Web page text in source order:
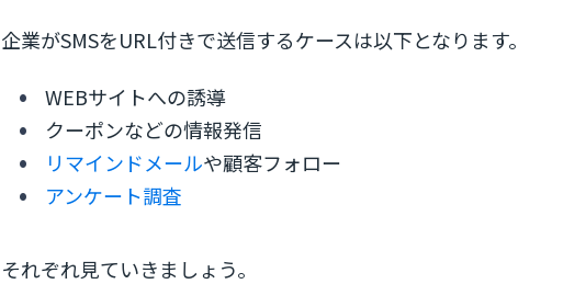
企業がSMSをURL付きで送信するケースは以下となります。
WEBサイトへの誘導
クーポンなどの情報発信
リマインドメールや顧客フォロー
アンケート調査
それぞれ見ていきましょう。